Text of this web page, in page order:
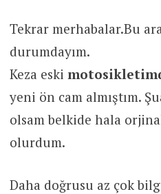
Tekrar merhabalar.Bu
durumdayım.
Keza eski
yeni ön cam almıştım.
olsam belkide hala
olurdum.
Daha doğrusu az çok